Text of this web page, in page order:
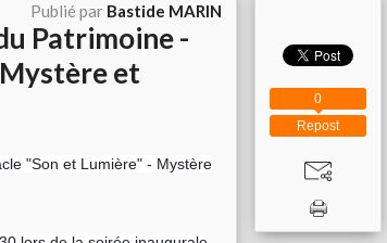
Publié par Bastide MARIN
Patrimoine -
et
"Son et Lumière" - Mystère
Repost
0